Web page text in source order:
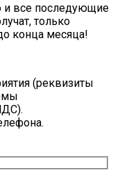
и все последующие
только
конца месяца!
(реквизиты